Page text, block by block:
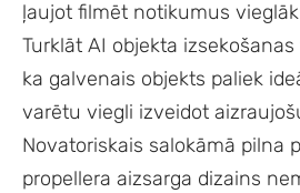
ļaujot filmēt notikumus
Turklāt AI objekta
ka galvenais objekts paliek
varētu viegli izveidot
Novatoriskais salokāmā pilna
propellera aizsarga dizains